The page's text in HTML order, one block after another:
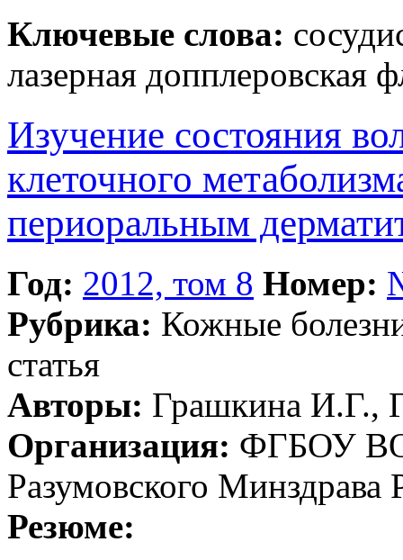
Ключевые слова:
лазерная допплеровская
Изучение состояния
клеточного
периоральным
Год: 2012, том 8 Номер:
Рубрика: Кожные
статья
Авторы: Грашкина И.Г.,
Организация: ФГБОУ
Разумовского Минздрава
Резюме: